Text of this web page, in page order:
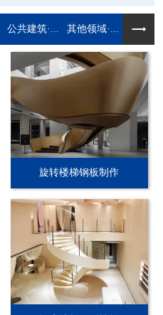
公共建筑·... 其他领域·...
旋转楼梯钢板制作